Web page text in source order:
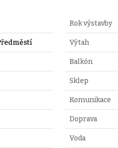
Rok výstavby
Výtah
Balkón
Sklep
Komunikace
Doprava
Voda